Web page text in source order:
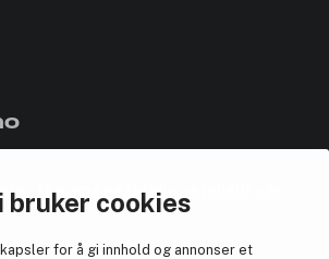
bruker cookies
for å gi innhold og annonser et
- få poeng og eksklusive rabattkoder.